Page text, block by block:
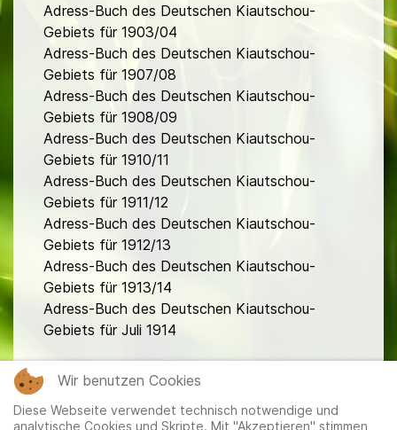
Adress-Buch des Deutschen Kiautschou-
Gebiets für 1903/04
Adress-Buch des Deutschen Kiautschou-
Gebiets für 1907/08
Adress-Buch des Deutschen Kiautschou-
Gebiets für 1908/09
Adress-Buch des Deutschen Kiautschou-
Gebiets für 1910/11
Adress-Buch des Deutschen Kiautschou-
Gebiets für 1911/12
Adress-Buch des Deutschen Kiautschou-
Gebiets für 1912/13
Adress-Buch des Deutschen Kiautschou-
Gebiets für 1913/14
Adress-Buch des Deutschen Kiautschou-
Gebiets für Juli 1914
Wir benutzen Cookies
Diese Webseite verwendet technisch notwendige und
analytische Cookies und Skripte. Mit "Akzeptieren" stimmen